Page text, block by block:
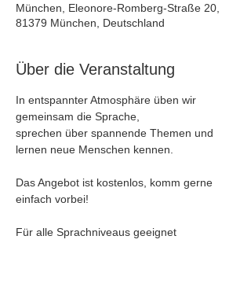
München, Eleonore-Romberg-Straße 20,
81379 München, Deutschland
Über die Veranstaltung
In entspannter Atmosphäre üben wir
gemeinsam die Sprache,
sprechen über spannende Themen und
lernen neue Menschen kennen.
Das Angebot ist kostenlos, komm gerne
einfach vorbei!
Für alle Sprachniveaus geeignet